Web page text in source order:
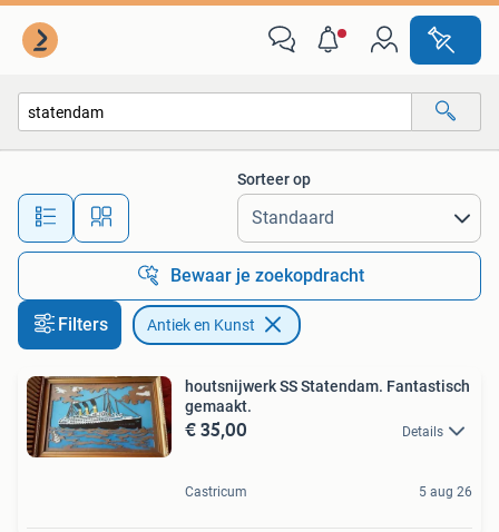
Alle afstanden…
Sorteer op
Bewaar je zoekopdracht
Filters Antiek en Kunst
houtsnijwerk SS Statendam. Fantastisch
gemaakt.
€ 35,00 Details
Castricum 5 aug 26